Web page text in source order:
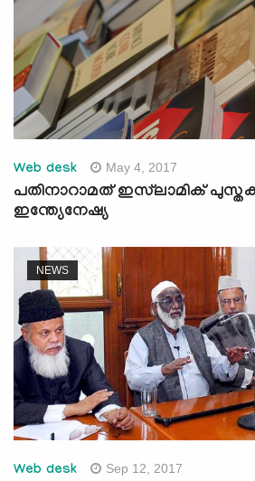
Web desk May 4, 2017
പതിനാറാമത് ഇസ്‌ലാമിക്
ഇന്ത്യേനേഷ്യ
NEWS
Web desk Sep 12, 2017